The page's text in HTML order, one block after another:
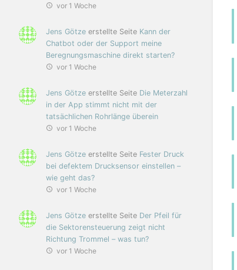
vor 1 Woche
Jens Götze erstellte Seite Kann der
Chatbot oder der Support meine
Beregnungsmaschine direkt starten?
vor 1 Woche
Jens Götze erstellte Seite Die Meterzahl
in der App stimmt nicht mit der
tatsächlichen Rohrlänge überein
vor 1 Woche
Jens Götze erstellte Seite Fester Druck
bei defektem Drucksensor einstellen –
wie geht das?
vor 1 Woche
Jens Götze erstellte Seite Der Pfeil für
die Sektorensteuerung zeigt nicht
Richtung Trommel – was tun?
vor 1 Woche